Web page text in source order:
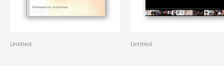
Untitled Untitled